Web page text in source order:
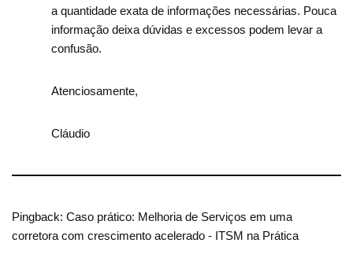
a quantidade exata de informações necessárias. Pouca
informação deixa dúvidas e excessos podem levar a
confusão.
Atenciosamente,
Cláudio
Pingback: Caso prático: Melhoria de Serviços em uma
corretora com crescimento acelerado - ITSM na Prática